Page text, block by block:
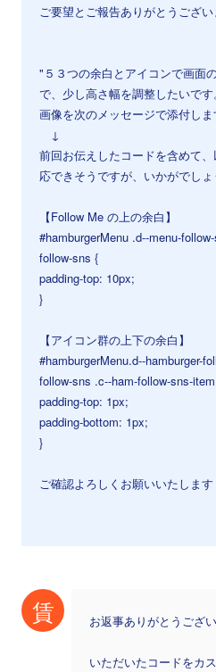
ご要望とご報告ありがとうござい
"５３つの余白とアイコンで画面
で、少し高さ幅を調整したいです。
画像を次のメッセージで添付し
↓
前回お伝えしたコードを含めて
応できそうですが、いかがでしょ
【Follow Me の上の余白】
#hamburgerMenu .d--menu-
follow-sns {
padding-top: 10px;
}
【アイコン群の上下の余白】
#hamburgerMenu.d--hamburger-
follow-sns .c--ham-follow-sns-
padding-top: 1px;
padding-bottom: 1px;
}
ご確認よろしくお願いいたします
賃 お返事ありがとうござい
いただいたコードをカ